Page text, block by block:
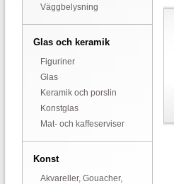
Väggbelysning
Glas och keramik
Figuriner
Glas
Keramik och porslin
Konstglas
Mat- och kaffeserviser
Konst
Akvareller, Gouacher,